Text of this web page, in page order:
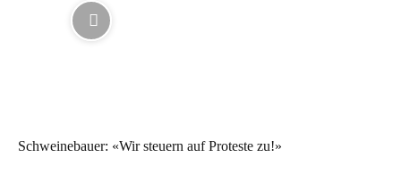
Schweinebauer: «Wir steuern auf Proteste zu!»